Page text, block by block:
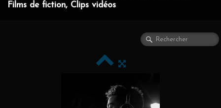
Films de fiction, Clips vidéos